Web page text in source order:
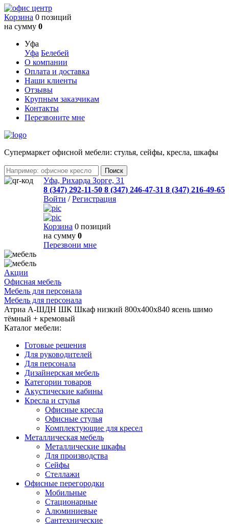
Корзина 0 позиций
на сумму 0
Уфа
Уфа Белебей
О компании
Оплата и доставка
Наши клиенты
Отзывы
Крупным заказчикам
Контакты
Перезвоните мне
Cупермаркет офисной мебели: стулья, сейфы, кресла, шкафы
Уфа, Рихарда Зорге, 31
8 (347) 292-11-50 8 (347) 246-47-31 8 (347) 216-49-65
Войти /Регистрация
Корзина 0 позиций
на сумму 0
Перезвони мне
Акции
Офисная мебель
Мебель для персонала
Мебель для персонала
Атриа А-ШДН ШК Шкаф низкий 800х400х840 ясень шимо
тёмный + кремовый
Каталог мебели:
Готовые решения
Для руководителей
Для персонала
Дизайнерская мебель
Категории товаров
Акустические кабины
Кресла и стулья
Офисные кресла
Офисные стулья
Комплектующие для кресел
Металлическая мебель
Металлические шкафы
Для производства
Сейфы
Стеллажи
Офисные перегородки
Мобильные
Стационарные
Алюминиевые
Сантехнические